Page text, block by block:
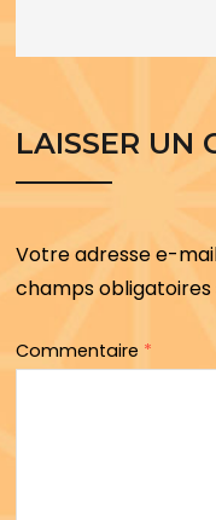
LAISSER UN
Votre adresse e-
champs obligatoires
Commentaire *